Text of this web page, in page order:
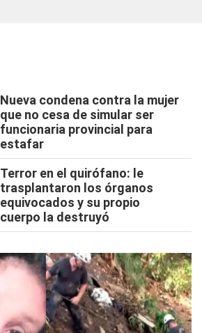
Nueva condena contra la mujer
que no cesa de simular ser
funcionaria provincial para
estafar
Terror en el quirófano: le
trasplantaron los órganos
equivocados y su propio
cuerpo la destruyó